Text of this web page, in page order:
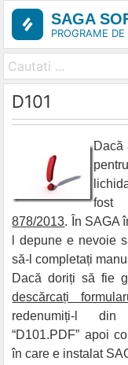
Skip
content
SAGA
PROGRAME
D101
Dacă
fost
878/2013. În SAGA
l depune e nevoie
să-l completați
Dacă doriți să fie
descărcați
redenumiți-l din
“D101.PDF” apoi
în care e instalat